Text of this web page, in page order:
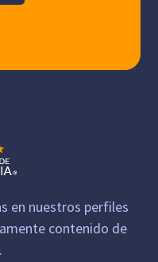
en nuestros perfiles
contenido de